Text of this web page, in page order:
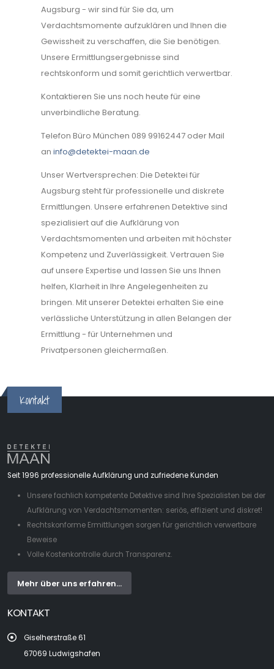
Augsburg - wir sind für Sie da, um
Verdachtsmomente aufzuklären und Ihnen die
Gewissheit zu verschaffen, die Sie benötigen.
Unsere Ermittlungsergebnisse sind
rechtskonform und somit gerichtlich verwertbar.
Kontaktieren Sie uns noch heute für eine
unverbindliche Beratung.
Telefon Büro München 089 99162447 oder Mail
aninfo@detektei-maan.de
Unser Wertversprechen: Die Detektei für
Augsburg steht für professionelle und diskrete
Ermittlungen. Unsere erfahrenen Detektive sind
spezialisiert auf die Aufklärung von
Verdachtsmomenten und arbeiten mit höchster
Kompetenz und Zuverlässigkeit. Vertrauen Sie
auf unsere Expertise und lassen Sie uns Ihnen
helfen, Klarheit in Ihre Angelegenheiten zu
bringen. Mit unserer Detektei erhalten Sie eine
verlässliche Unterstützung in allen Belangen der
Ermittlung - für Unternehmen und
Privatpersonen gleichermaßen.
Kontakt
Seit 1996 professionelle Aufklärung und zufriedene Kunden
Unsere fachlich kompetente Detektive sind Ihre Spezialisten bei der
Aufklärung von Verdachtsmomenten: seriös, effizient und diskret!
Rechtskonforme Ermittlungen sorgen für gerichtlich verwertbare
Beweise
Volle Kostenkontrolle durch Transparenz.
Mehr über uns erfahren...
KONTAKT
Giselherstraße 61
67069 Ludwigshafen